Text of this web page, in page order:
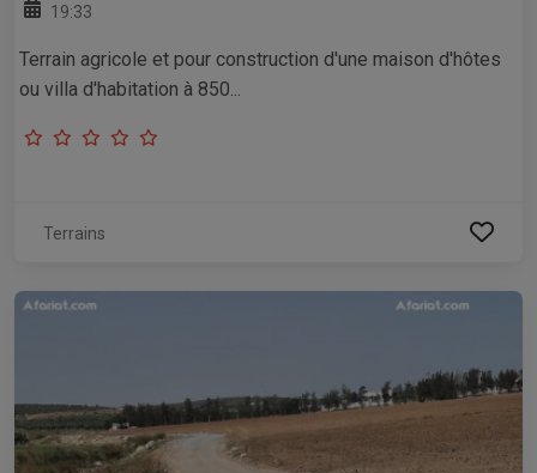
19:33
Terrain agricole et pour construction d'une maison d'hôtes
ou villa d'habitation à 850...
Terrains